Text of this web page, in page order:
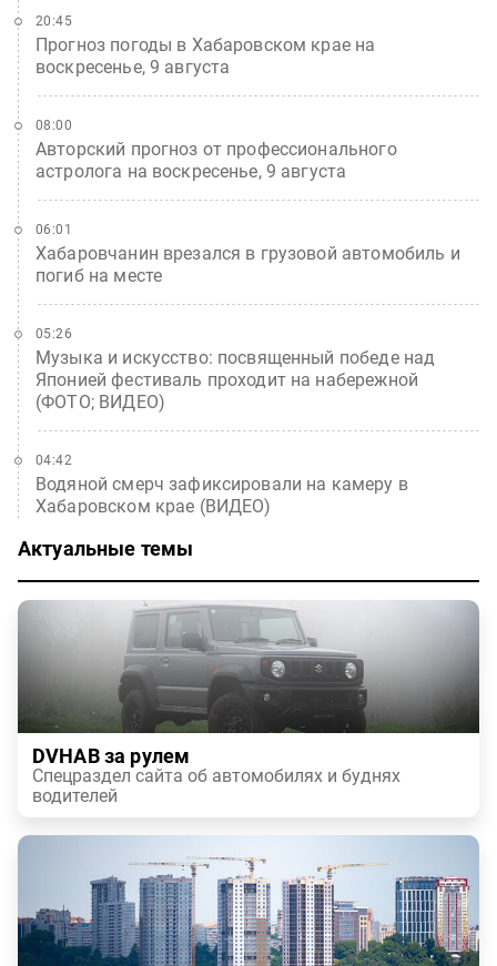
Прогноз погоды в Хабаровском крае на
воскресенье, 9 августа
20:45
Авторский прогноз от профессионального
астролога на воскресенье, 9 августа
08:00
Хабаровчанин врезался в грузовой автомобиль и
погиб на месте
06:01
Музыка и искусство: посвященный победе над
Японией фестиваль проходит на набережной
(ФОТО; ВИДЕО)
05:26
Водяной смерч зафиксировали на камеру в
Хабаровском крае (ВИДЕО)
04:42
Актуальные темы
DVHAB за рулем
Спецраздел сайта об автомобилях и буднях
водителей